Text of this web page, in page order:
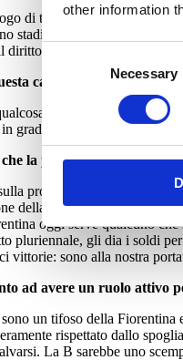
other information
Consent
Necessary
di testa o di pancia. So
stadio ridicolo figlio di
di dirlo, forse persino il
catastrofe sportiva?
nello spogliatoio. La
grado di rimettere ordine,
la proprietà ceda la
proprietà sarebbe un
della società. Spero però
oggi serve qualcuno
pluriennale, gli dia i soldi
vittorie: sono alla nostra
ad avere un ruolo attivo
un tifoso della Fiorentina
rispettato dallo
La B sarebbe uno